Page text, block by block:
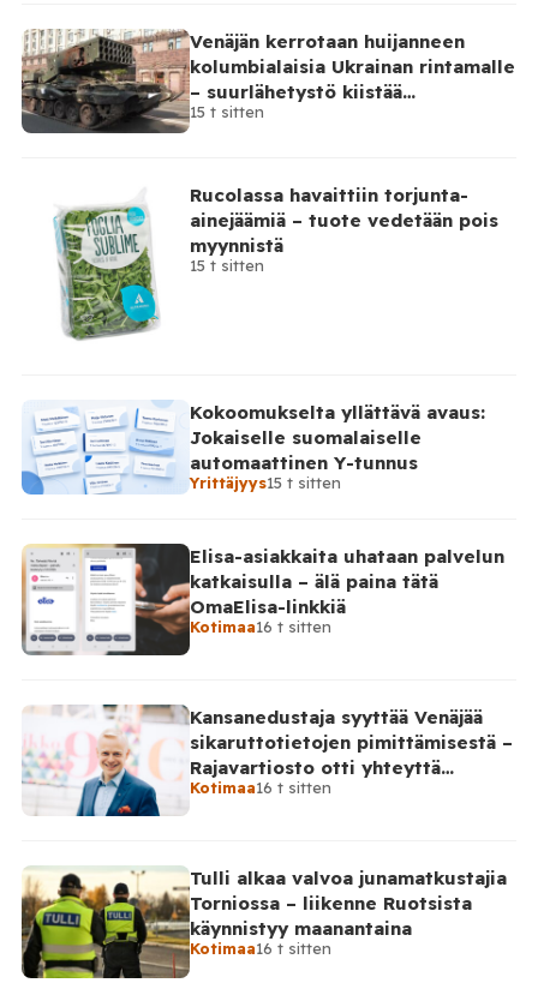
Venäjän kerrotaan huijanneen
kolumbialaisia Ukrainan rintamalle
– suurlähetystö kiistää
osallisuutensa
15 t sitten
Rucolassa havaittiin torjunta-
ainejäämiä – tuote vedetään pois
myynnistä
15 t sitten
Kokoomukselta yllättävä avaus:
Jokaiselle suomalaiselle
automaattinen Y-tunnus
Yrittäjyys15 t sitten
Elisa-asiakkaita uhataan palvelun
katkaisulla – älä paina tätä
OmaElisa-linkkiä
Kotimaa16 t sitten
Kansanedustaja syyttää Venäjää
sikaruttotietojen pimittämisestä –
Rajavartiosto otti yhteyttä
Venäjälle
Kotimaa16 t sitten
Tulli alkaa valvoa junamatkustajia
Torniossa – liikenne Ruotsista
käynnistyy maanantaina
Kotimaa16 t sitten